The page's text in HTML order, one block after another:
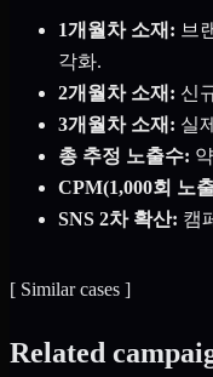
1개월차 소재: 브
각화.
2개월차 소재: 신
3개월차 소재: 실
총 추정 노출수: 약
CPM(1,000회 노
SNS 2차 확산: 캠
[ Similar cases ]
Related